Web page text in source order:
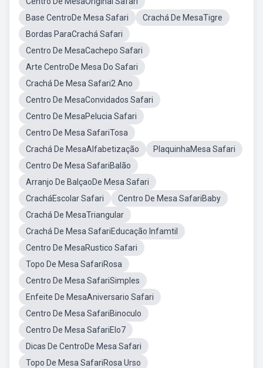
Base CentroDe Mesa Safari
Crachá De MesaTigre
Bordas ParaCrachá Safari
Centro De MesaCachepo Safari
Arte CentroDe Mesa Do Safari
Crachá De Mesa Safari2 Ano
Centro De MesaConvidados Safari
Centro De MesaPelucia Safari
Centro De Mesa SafariTosa
Crachá De MesaAlfabetização
PlaquinhaMesa Safari
Centro De Mesa SafariBalão
Arranjo De BalçaoDe Mesa Safari
CracháEscolar Safari
Centro De Mesa SafariBaby
Crachá De MesaTriangular
Crachá De Mesa SafariEducação Infamtil
Centro De MesaRustico Safari
Topo De Mesa SafariRosa
Centro De Mesa SafariSimples
Enfeite De MesaAniversario Safari
Centro De Mesa SafariBinoculo
Centro De Mesa SafariElo7
Dicas De CentroDe Mesa Safari
Topo De Mesa SafariRosa Urso